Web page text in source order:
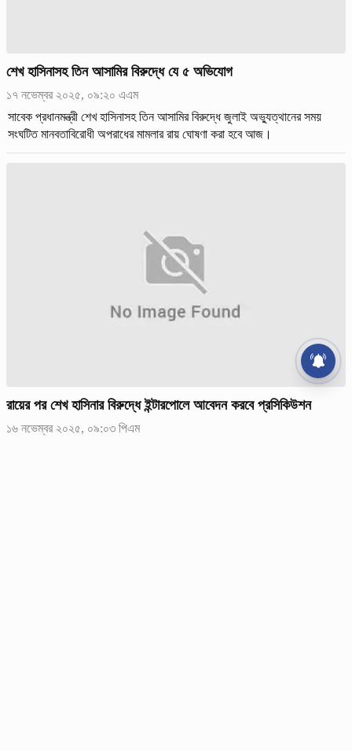
শেখ হাসিনাসহ তিন আসামির বিরুদ্ধে যে ৫ অভিযোগ
১৭ নভেম্বর ২০২৫, ০৯:২০ এএম
সাবেক প্রধানমন্ত্রী শেখ হাসিনাসহ তিন আসামির বিরুদ্ধে জুলাই অভ্যুত্থানের সময়
সংঘটিত মানবতাবিরোধী অপরাধের মামলার রায় ঘোষণা করা হবে আজ।
রায়ের পর শেখ হাসিনার বিরুদ্ধে ইন্টারপোলে আবেদন করবে প্রসিকিউশন
১৬ নভেম্বর ২০২৫, ০৯:০৩ পিএম